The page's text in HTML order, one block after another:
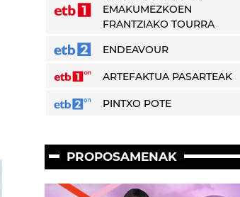
EMAKUMEZKOEN
FRANTZIAKO TOURRA
ENDEAVOUR
ARTEFAKTUA PASARTEAK
PINTXO POTE
PROPOSAMENAK